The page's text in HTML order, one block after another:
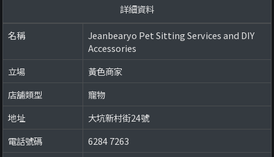
詳細資料
名稱
Jeanbearyo Pet Sitting Services and DIY
Accessories
立場
黃色商家
店舖類型
寵物
地址
大坑新村街24號
電話號碼
6284 7263